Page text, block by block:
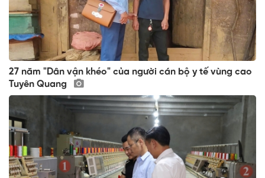
27 năm "Dân vận khéo" của người cán bộ y tế vùng cao
Tuyên Quang